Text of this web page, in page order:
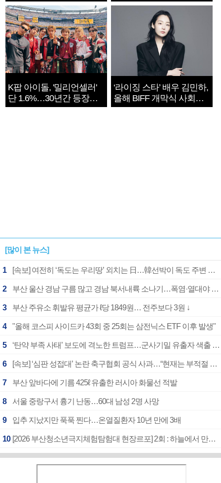
지는 ‘전쟁 속죄’
K팝 아이돌, '밀리언셀러'
단 1.6%…30년간 등장
1182개팀 전수조사
‘라이징 스타’ 배우 김민하,
올해 BIFF 개막식 사회자
확정
[많이 본 뉴스]
1 [속보] 여전히 ‘독도는 우리땅’ 외치는 日…韓선박이 독도 주변 해양조사 활동하자 반발
2 부산 울산 경남 구름 많고 경남 북서내륙 소나기…폭염·열대야 계속
3 부산 주유소 휘발유 평균가 ℓ당 1849원… 전주보다 3원 ↓
4 "올해 코스피 사이드카 43회 중 25회는 삼전닉스 ETF 이후 발생"
5 ‘탄약 부족 사태’ 보도에 격노한 트럼프…군사기밀 유출자 색출 지시
6 [속보] ‘심판 성접대’ 논란 축구협회 공식 사과…“현재는 부적절 행위 없어”
7 부산 앞바다에 기름 425ℓ 유출한 러시아 화물선 적발
8 서울 중랑구서 흉기 난동…60대 남성 2명 사망
9 입추 지났지만 푹푹 찐다…온열질환자 10년 만에 3배
10 [2026 부산청소년극지체험탐험대 현장르포] 2회 : 하늘에서 만난 얼음의 나라